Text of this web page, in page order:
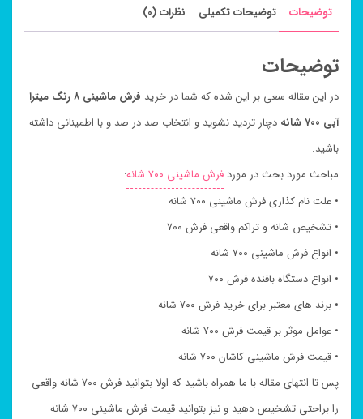
توضیحات توضیحات تکمیلی نظرات (0)
توضیحات
در این مقاله سعی بر این شده که شما در خرید
فرش ماشینی ۸ رنگ میترا
آبی ۷۰۰ شانه
دچار تردید نشوید و انتخاب صد در صد و با اطمینانی داشته
باشید.
مباحث مورد بحث در موردفرش ماشینی ۷۰۰ شانه
:
• علت نام کذاری فرش ماشینی ۷۰۰ شانه
• تشخیص شانه و تراکم واقعی فرش ۷۰۰
• انواع فرش ماشینی ۷۰۰ شانه
• انواع دستگاه بافنده فرش ۷۰۰
• برند های معتبر برای خرید فرش ۷۰۰ شانه
• عوامل موثر بر قیمت فرش ۷۰۰ شانه
• قیمت فرش ماشینی کاشان ۷۰۰ شانه
پس تا انتهای مقاله با ما همراه باشید که اولا بتوانید فرش ۷۰۰ شانه واقعی
را براحتی تشخیص دهید و نیز بتوانید قیمت فرش ماشینی ۷۰۰ شانه